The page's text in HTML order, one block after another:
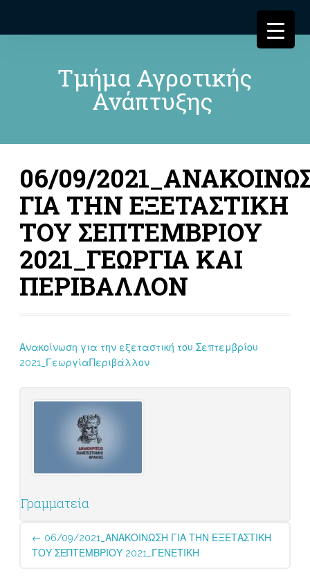
Τμήμα Αγροτικής
Ανάπτυξης
06/09/
ΓΙΑ ΤΗΝ ΕΞΕΤΑΣΤΙΚΗ
ΤΟΥ ΣΕΠΤΕΜΒΡΙΟΥ
2021_ΓΕΩΡΓΙΑ ΚΑΙ
ΠΕΡΙΒΑΛΛΟΝ
Ανακοίνωση για την εξεταστική του Σεπτεμβρίου
2021_ΓεωργίαΠεριβάλλον
Γραμματεία
Post
navigation
← 06/09/2021_ΑΝΑΚΟΙΝΩΣΗ ΓΙΑ ΤΗΝ ΕΞΕΤΑΣΤΙΚΗ
ΤΟΥ ΣΕΠΤΕΜΒΡΙΟΥ 2021_ΓΕΝΕΤΙΚΗ